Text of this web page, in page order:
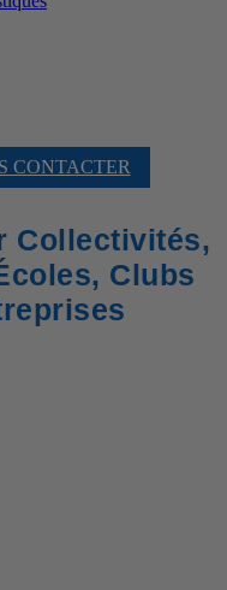
CONTACTER
Collectivités,
Clubs